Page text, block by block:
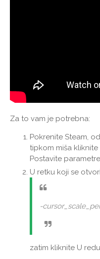
Za to vam je potrebna:
Pokrenite Steam,
tipkom miša
Postavite
U retku koji se
-
zatim kliknite U